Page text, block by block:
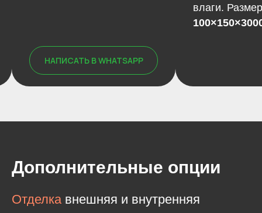
точечный
под углы и
Дополнительные опции
Отделка внешняя и внутренняя